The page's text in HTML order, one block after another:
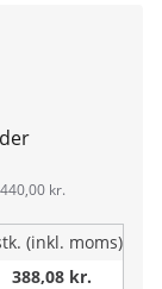
kr.
(inkl. moms)
388,08 kr.